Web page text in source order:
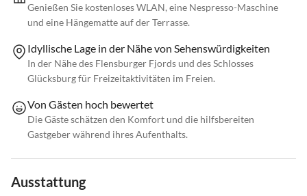
Genießen Sie kostenloses WLAN, eine Nespresso-Maschine
und eine Hängematte auf der Terrasse.
Idyllische Lage in der Nähe von Sehenswürdigkeiten
In der Nähe des Flensburger Fjords und des Schlosses
Glücksburg für Freizeitaktivitäten im Freien.
Von Gästen hoch bewertet
Die Gäste schätzen den Komfort und die hilfsbereiten
Gastgeber während ihres Aufenthalts.
Ausstattung